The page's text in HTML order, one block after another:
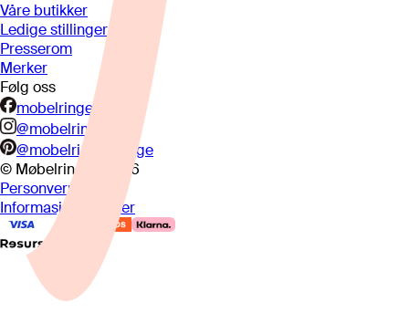
Våre butikker
Ledige stillinger
Presserom
Merker
Følg oss
mobelringen.no
@mobelringen
@mobelringennorge
© Møbelringen
2026
Personvern
Informasjonskapsler